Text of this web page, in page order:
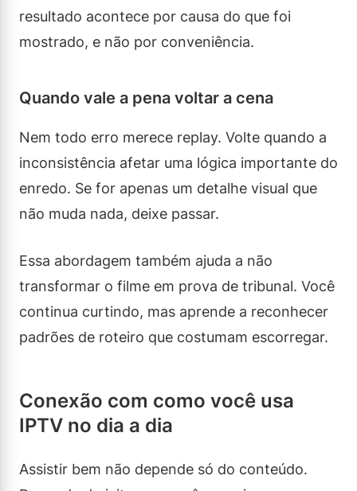
resultado acontece por causa do que foi
mostrado, e não por conveniência.
Quando vale a pena voltar a cena
Nem todo erro merece replay. Volte quando a
inconsistência afetar uma lógica importante do
enredo. Se for apenas um detalhe visual que
não muda nada, deixe passar.
Essa abordagem também ajuda a não
transformar o filme em prova de tribunal. Você
continua curtindo, mas aprende a reconhecer
padrões de roteiro que costumam escorregar.
Conexão com como você usa
IPTV no dia a dia
Assistir bem não depende só do conteúdo.